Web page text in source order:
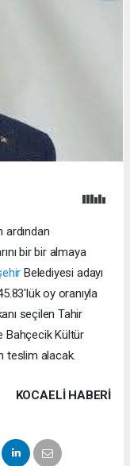
bir bir almaya
Belediyesi adayı
oy oranıyla
seçilen Tahir
Bahçecik Kültür
teslim alacak.
KOCAELI HABERİ